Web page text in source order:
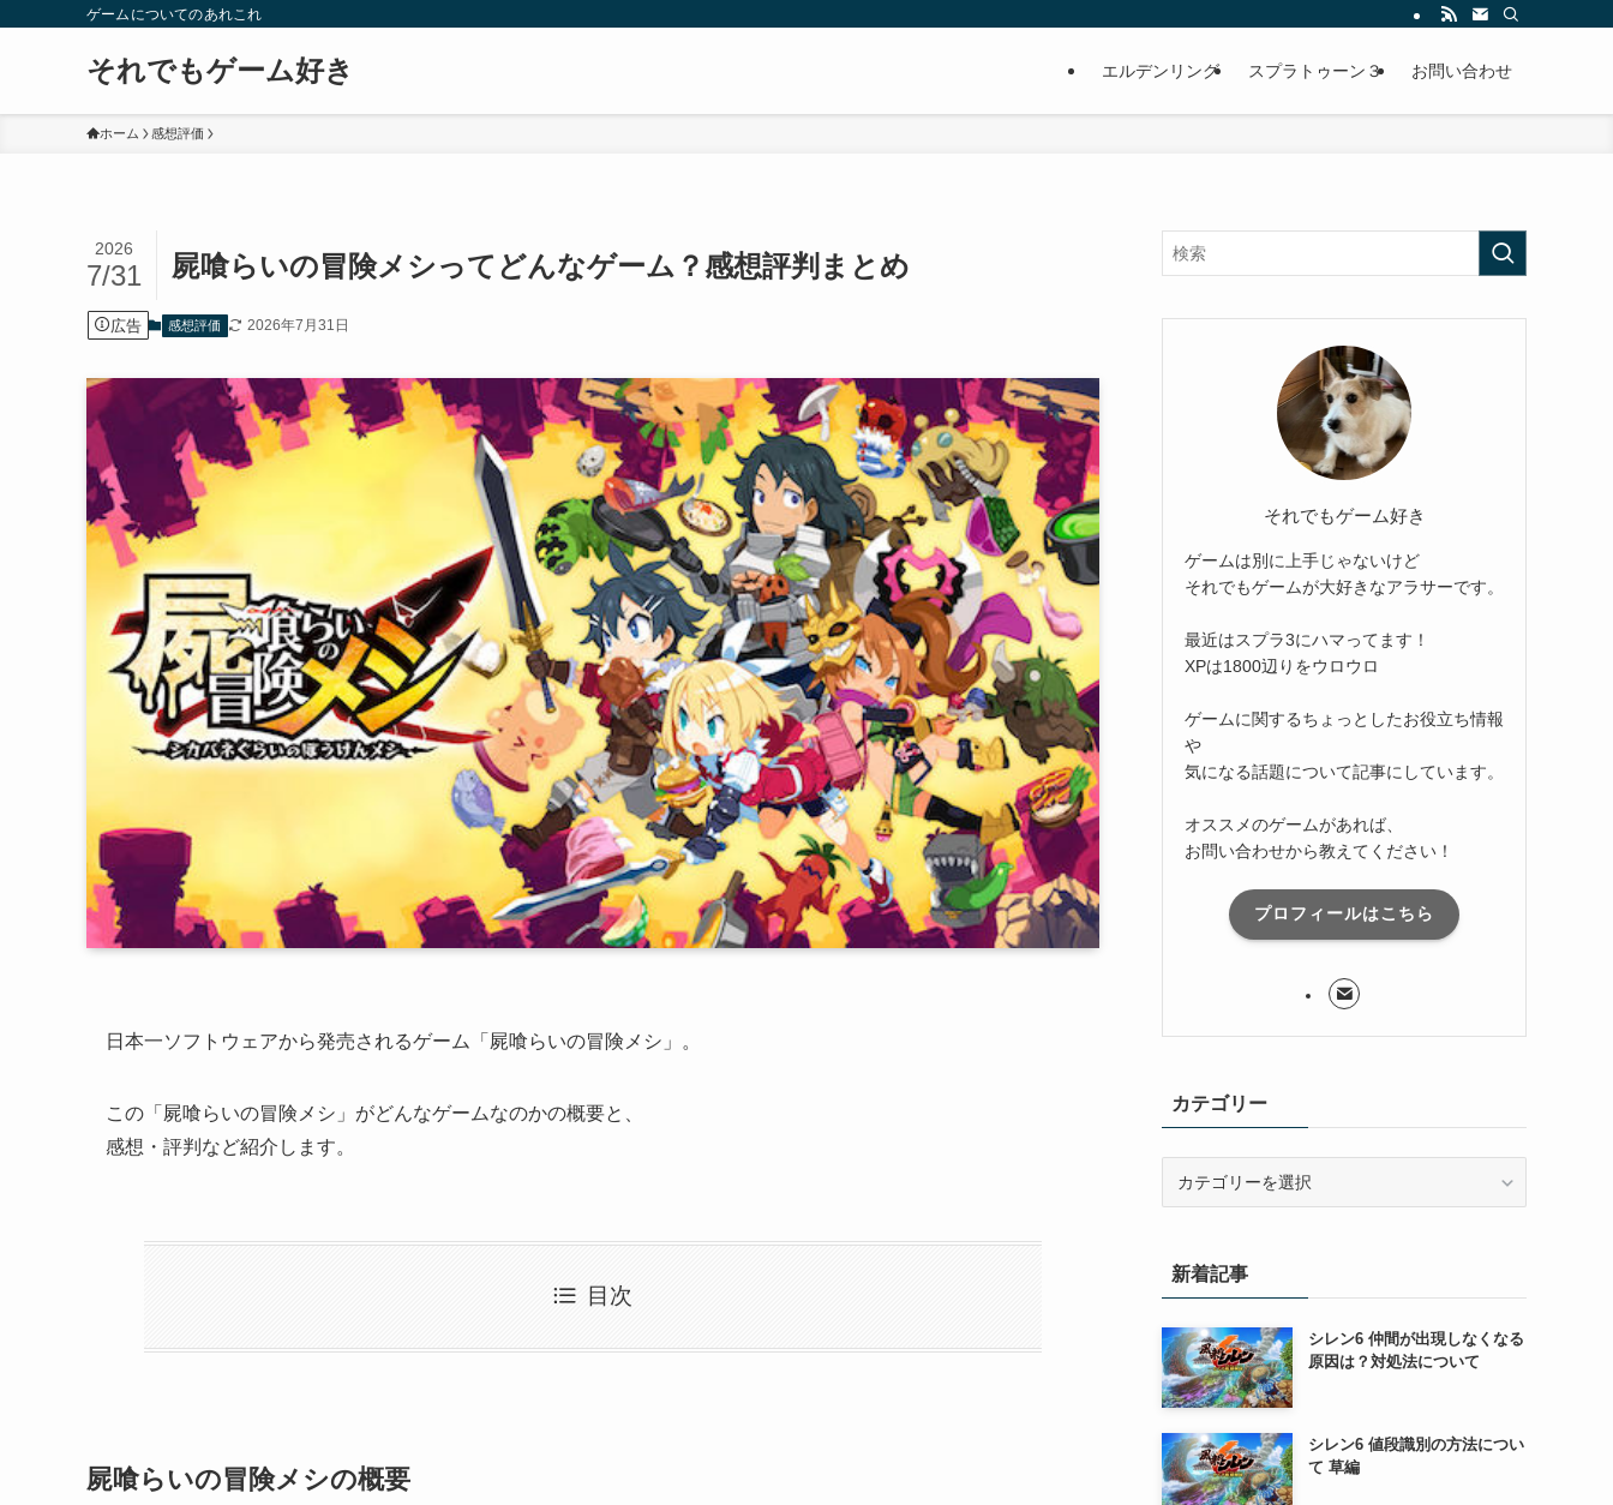
ゲームについてのあれこれ
それでもゲーム好き エルデンリング スプラトゥーン３ お問い合わせ
ホーム 感想評価
屍喰らいの冒険メシってどんなゲーム？感想評判まとめ
2026
7/31
広告 感想評価 2026年7月31日
日本一ソフトウェアから発売されるゲーム「 屍喰らいの冒険メシ 」。
この「屍喰らいの冒険メシ」がどんなゲームなのかの概要と、
感想・評判など紹介します。
目次
屍喰らいの冒険メシの概要
それでもゲーム好き
ゲームは別に上手じゃないけど
それでもゲームが大好きなアラサーです。
最近はスプラ3にハマってます！
XPは1800辺りをウロウロ
ゲームに関するちょっとしたお役立ち情報
や
気になる話題について記事にしています。
オススメのゲームがあれば、
お問い合わせから教えてください！
プロフィールはこちら
カテゴリー
ー新着記事
シレン6 仲間が出現しなくなる
原因は？対処法について
シレン6 値段識別の方法につい
て 草編